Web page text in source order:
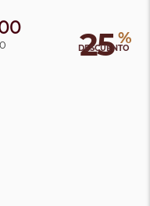
25 %
DESCUENTO